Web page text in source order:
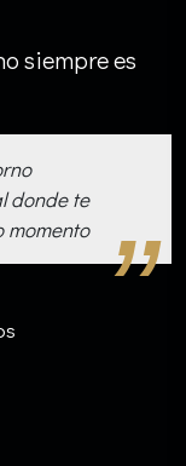
siempre es
donde te